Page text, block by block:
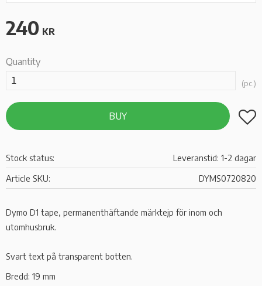
240 KR
Quantity
pc.
BUY Add
Stock status
Leveranstid: 1-2 dagar
Article SKU
DYMS0720820
Dymo D1 tape, permanenthäftande märktejp för inom och
utomhusbruk.
Svart text på transparent botten.
Bredd: 19 mm